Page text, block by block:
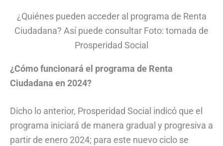
¿Quiénes pueden acceder al programa de Renta
Ciudadana? Así puede consultar Foto: tomada de
Prosperidad Social
¿Cómo funcionará el programa de Renta
Ciudadana en 2024?
Dicho lo anterior, Prosperidad Social indicó que el
programa iniciará de manera gradual y progresiva a
partir de enero 2024; para este nuevo ciclo se